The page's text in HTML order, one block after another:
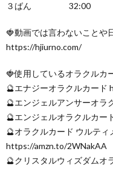
３ばん 32:00
🍓動画では言わないことや
https://hjiurno.com/
🍓使用しているオラクルカ
🔮エナジーオラクルカード
🔮エンジェルアンサーオ
🔮エンジェルオラクルカ
🔮オラクルカード ウルテ
https://amzn.to/2WNakAA
🔮クリスタルウィズダム